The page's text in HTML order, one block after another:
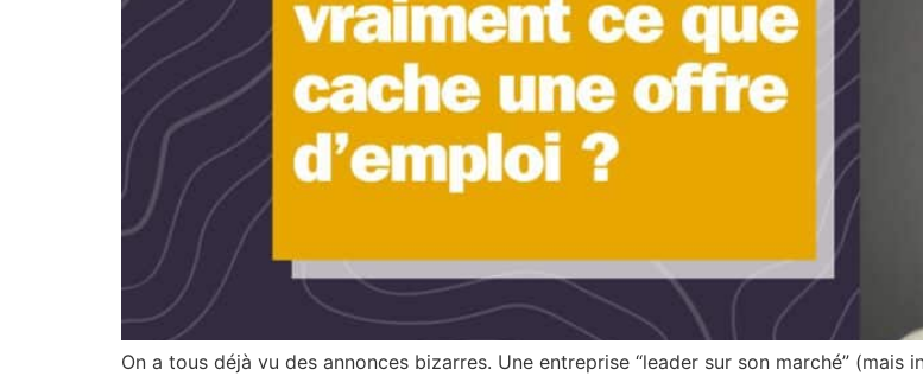
On a tous déjà vu des annonces bizarres. Une entreprise “leader sur son marché”